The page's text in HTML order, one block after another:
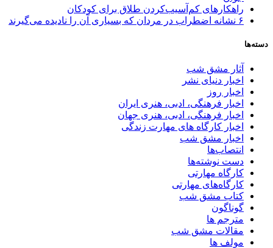
راهکارهای کم‌آسیب‌کردن طلاق برای کودکان
۶ نشانه اضطراب در مردان که بسیاری آن را نادیده می‌گیرند
دسته‌ها
آثار مشق شب
اخبار دنیای نشر
اخبار روز
اخبار فرهنگی، ادبی، هنری ایران
اخبار فرهنگی، ادبی، هنری جهان
اخبار کارگاه های مهارت زندگی
اخبار مشق شب
انتصاب‌ها
دست نوشته‌ها
کارگاه مهارتی
کارگاه‌های مهارتی
کتاب مشق شب
گوناگون
مترجم ها
مقالات مشق شب
مولف ها